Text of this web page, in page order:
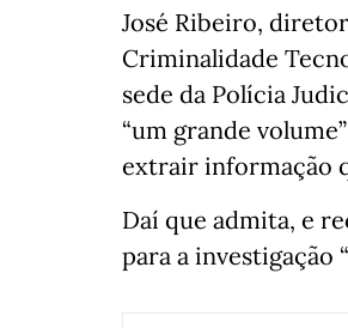
José Ribeiro,
Criminalidade
sede da Polícia
“um grande
extrair informação
Daí que admita, e
para a investigação